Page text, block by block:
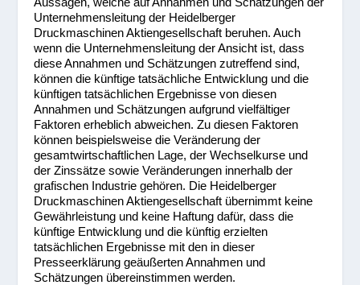
Unternehmensleitung der Heidelberger
Druckmaschinen Aktiengesellschaft beruhen. Auch
wenn die Unternehmensleitung der Ansicht ist, dass
diese Annahmen und Schätzungen zutreffend sind,
können die künftige tatsächliche Entwicklung und die
künftigen tatsächlichen Ergebnisse von diesen
Annahmen und Schätzungen aufgrund vielfältiger
Faktoren erheblich abweichen. Zu diesen Faktoren
können beispielsweise die Veränderung der
gesamtwirtschaftlichen Lage, der Wechselkurse und
der Zinssätze sowie Veränderungen innerhalb der
grafischen Industrie gehören. Die Heidelberger
Druckmaschinen Aktiengesellschaft übernimmt keine
Gewährleistung und keine Haftung dafür, dass die
künftige Entwicklung und die künftig erzielten
tatsächlichen Ergebnisse mit den in dieser
Presseerklärung geäußerten Annahmen und
Schätzungen übereinstimmen werden.